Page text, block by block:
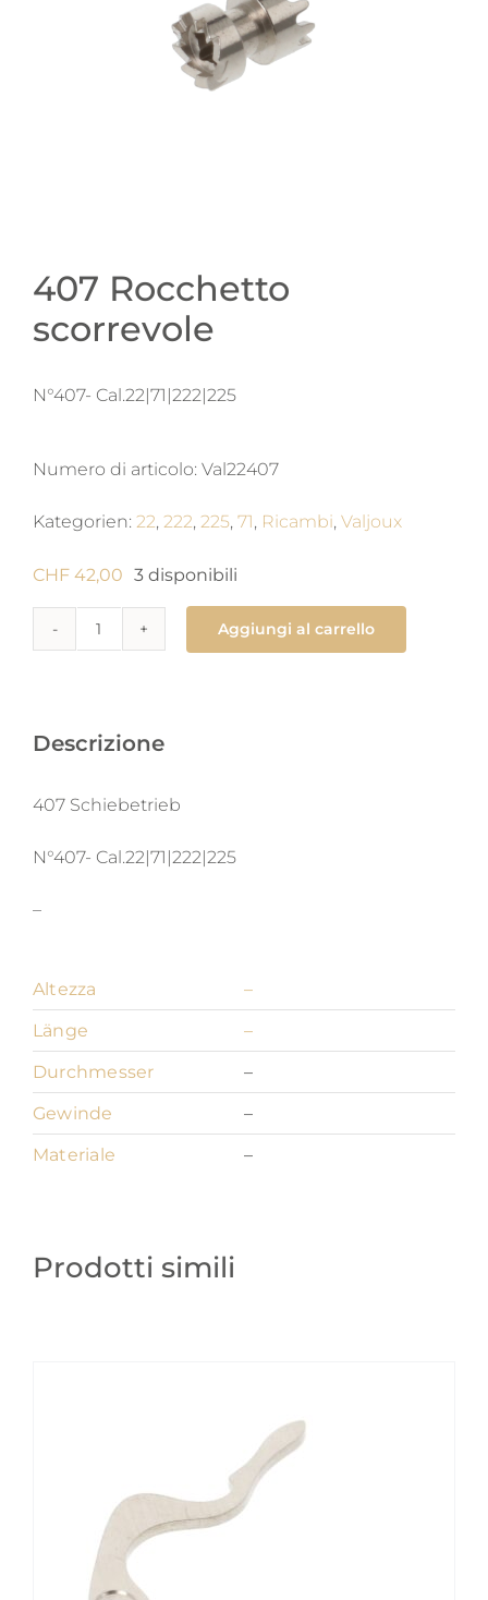
407 Rocchetto
scorrevole
N°407- Cal.22|71|222|225
Numero di articolo: Val22407
Kategorien: 22, 222, 225, 71, Ricambi, Valjoux
CHF42,00 3 disponibili
quantità
Aggiungi al carrello
Descrizione
407 Schiebetrieb
N°407- Cal.22|71|222|225
–
Altezza
–
Länge
–
Durchmesser
–
Gewinde
–
Materiale
–
Prodotti simili